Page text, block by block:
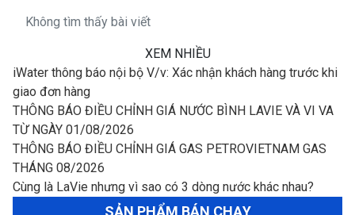
Không tìm thấy bài viết
XEM NHIỀU
iWater thông báo nội bộ V/v: Xác nhận khách hàng trước khi
giao đơn hàng
THÔNG BÁO ĐIỀU CHỈNH GIÁ NƯỚC BÌNH LAVIE VÀ VI VA
TỪ NGÀY 01/08/2026
THÔNG BÁO ĐIỀU CHỈNH GIÁ GAS PETROVIETNAM GAS
THÁNG 08/2026
Cùng là LaVie nhưng vì sao có 3 dòng nước khác nhau?
SẢN PHẨM BÁN CHẠY